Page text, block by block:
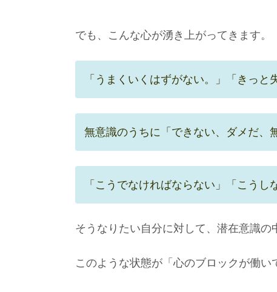
でも、こんな心が湧き上がってきます。
「うまくいくはずがない。」「きっと
無意識のうちに「できない、ダメだ、
「こうでなければならない」「こう
そうなりたい自分に対して、潜在意識の
このような状態が「心のブロックが働